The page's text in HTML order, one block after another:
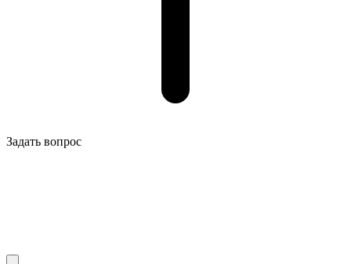
Задать вопрос